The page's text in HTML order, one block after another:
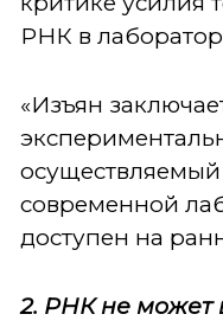
РНК в
«Изъян
современной
доступен на
2. РНК не может